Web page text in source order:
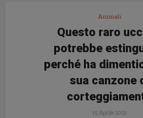
Animali
Questo raro
potrebbe
perché ha
sua canzone
15 Aprile 2021